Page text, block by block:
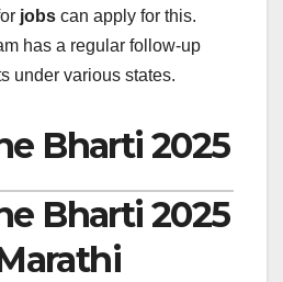
jobs can apply for this.
has a regular follow-up
under various states.
Bharti 2025
Bharti 2025